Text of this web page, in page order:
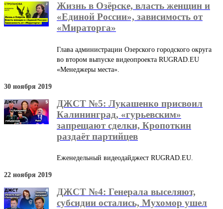
Жизнь в Озёрске, власть женщин и
«Единой России», зависимость от
«Мираторга»
Глава администрации Озерского городского округа
во втором выпуске видеопроекта RUGRAD.EU
«Менеджеры места».
30 ноября 2019
ДЖСТ №5: Лукашенко присвоил
Калининград, «гурьевским»
запрещают сделки, Кропоткин
раздаёт партийцев
Еженедельный видеодайджест RUGRAD.EU.
22 ноября 2019
ДЖСТ №4: Генерала выселяют,
субсидии остались, Мухомор ушел